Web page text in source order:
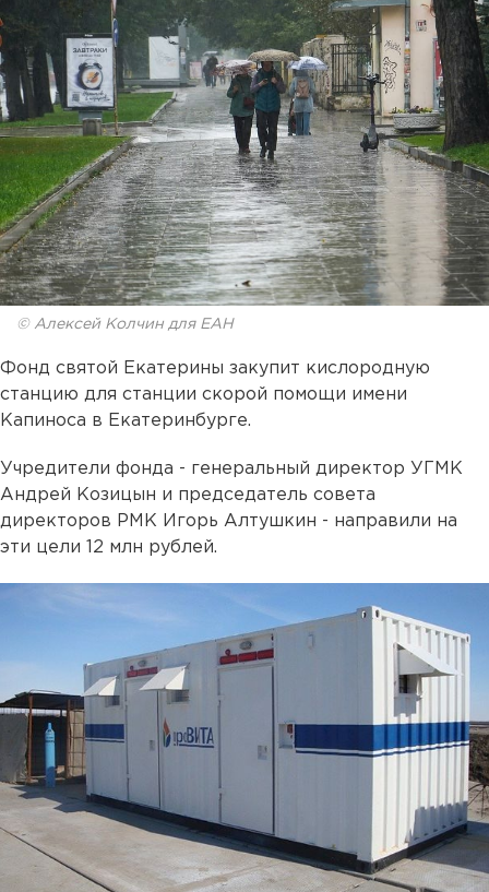
© Алексей Колчин для ЕАН
Фонд святой Екатерины закупит кислородную
станцию для станции скорой помощи имени
Капиноса в Екатеринбурге.
Учредители фонда - генеральный директор УГМК
Андрей Козицын и председатель совета
директоров РМК Игорь Алтушкин - направили на
эти цели 12 млн рублей.